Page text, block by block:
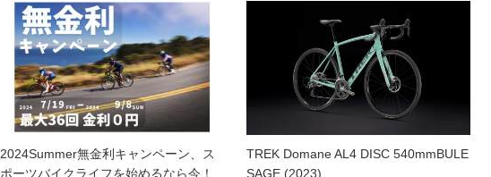
2024Summer無金利キャンペーン、ス
ポーツバイクライフを始めるなら今！
TREK Domane AL4 DISC 540mmBULE
SAGE (2023)